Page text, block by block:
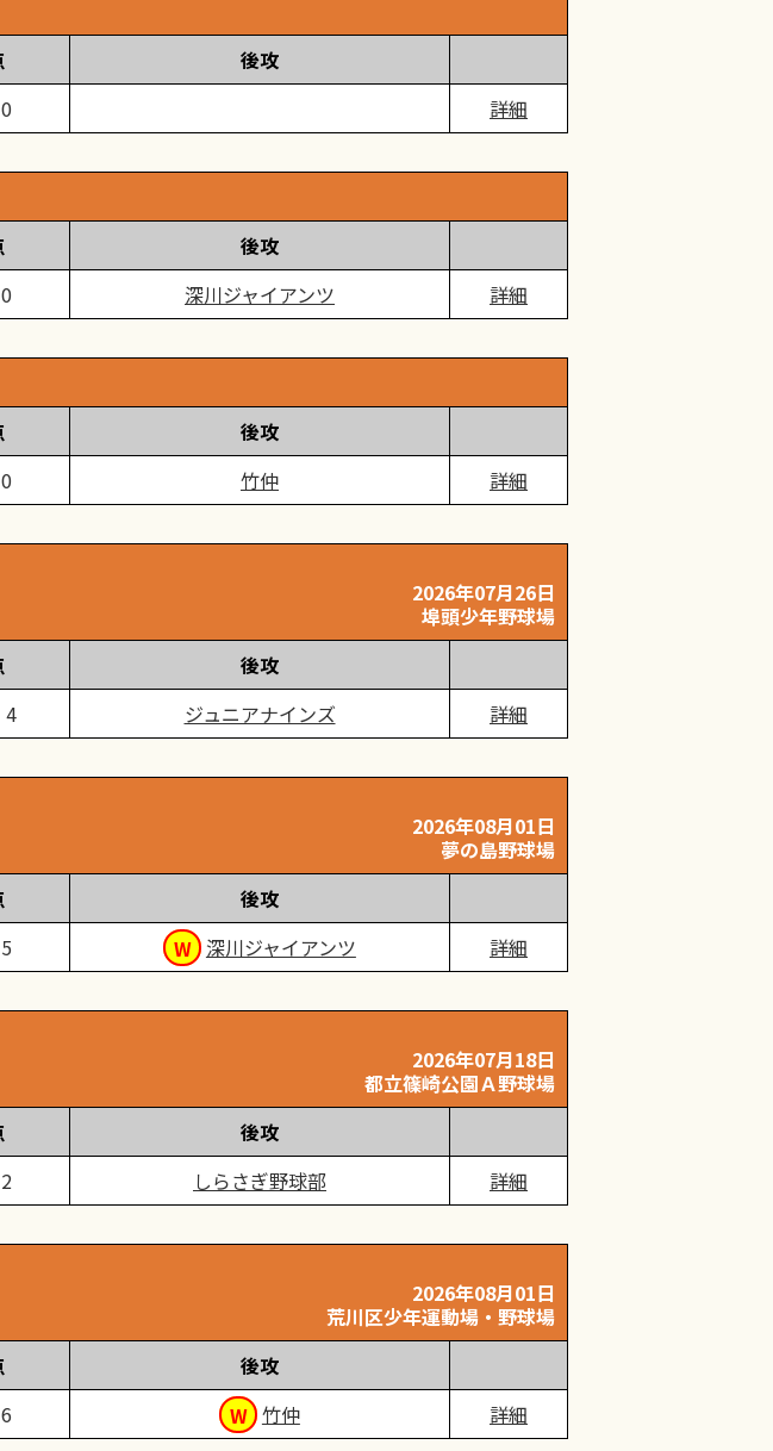
後攻
詳細
後攻
深川ジャイアンツ 詳細
後攻
竹仲 詳細
2026年07月26日
埠頭少年野球場
後攻
4 ジュニアナインズ 詳細
2026年08月01日
夢の島野球場
後攻
深川ジャイアンツ 詳細
2026年07月18日
都立篠崎公園Ａ野球場
後攻
しらさぎ野球部 詳細
2026年08月01日
荒川区少年運動場・野球場
後攻
竹仲 詳細